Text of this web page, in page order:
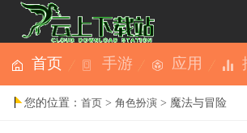
首页 手游 应用
您的位置：首页 >角色扮演 > 魔法与冒险